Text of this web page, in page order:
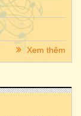
Xem thêm